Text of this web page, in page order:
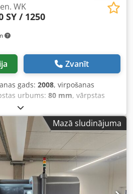
WK
SY / 1250
Zvanīt
gads: 2008, virpošanas
urbums: 80 mm, vārpstas
min
pārvietošanās attālums:1 345
2 232 mm
, kopējais garums:
2 232 mm
, kopējais svars:
/ rokasgrāmata
CNC virpo ar Y asi, piedziņas
CNC vadība MSX-850-III
diametrs 275 /366 mm
80 mm Vārpstas apgriezienu
Mazā sludinājuma